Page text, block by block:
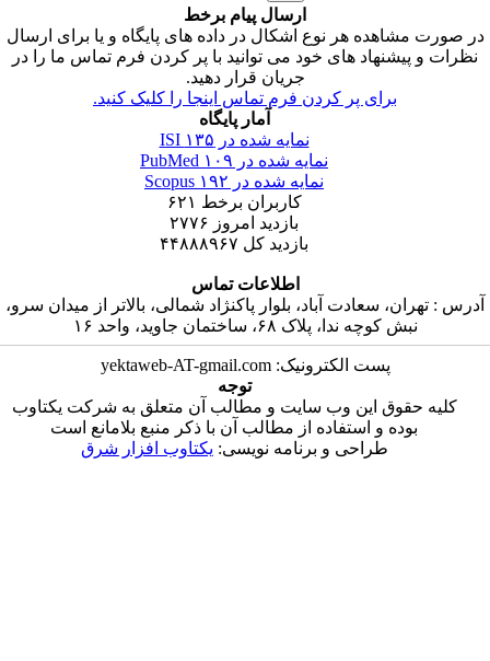
ارسال پیام برخط
هر نوع اشکال در داده های پایگاه و یا برای ارسال
های خود می توانید با پر کردن فرم تماس ما را در
جریان قرار دهید.
پر کردن فرم تماس اینجا را کلیک کنید.
۱۳۵
۱۰۹
۱۹۲
کاربران برخط۶۲۱
۲۷۷۶
۴۴۸۸۸۹۶۷
اطلاعات تماس
آباد، بلوار پاکنژاد شمالی، بالاتر از میدان سرو،
پلاک ۶۸، ساختمان جاوید، واحد ۱۶
پست الکترونیک: yektaweb-AT-gmail.com
این وب سایت و مطالب آن متعلق به شرکت یکتاوب
و استفاده از مطالب آن با ذکر منبع بلامانع است
طراحی و برنامه نویسی:یکتاوب افزار شرق